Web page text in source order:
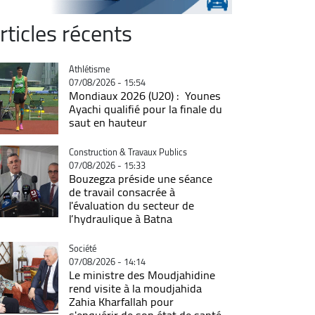
récents
Catégorie
Athlétisme
07/08/2026 - 15:54
Mondiaux 2026 (U20) : Younes
Ayachi qualifié pour la finale du
saut en hauteur
Catégorie
Construction & Travaux Publics
07/08/2026 - 15:33
Bouzegza préside une séance
de travail consacrée à
l'évaluation du secteur de
l’hydraulique à Batna
Catégorie
Société
07/08/2026 - 14:14
Le ministre des Moudjahidine
rend visite à la moudjahida
Zahia Kharfallah pour